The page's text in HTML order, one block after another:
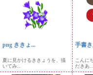
png ききょ...
夏に見かけるききょうを、描
いてみ...
手書
こんに
だきあ...